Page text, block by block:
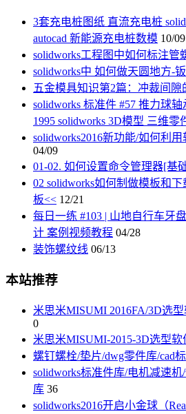
3套充电桩图纸 直流充电桩
autocad 新能源充电桩数模 10/09
solidworks工程图中如何标注管
solidworks中 如何做天圆地方-
五金模具知识第2篇：冲裁间隙
solidworks 标准件 #57 推力球
1995 solidworks 3D模型 三维零
solidworks2016新功能/如何利
04/09
01-02. 如何设置命令管理器[基
02 solidworks如何制做模板和
板<< 12/21
每日一练 #103 | 山地自行车牙
计 案例视频教程 04/28
装饰螺纹线 06/13
本站推荐
米思米MISUMI 2016FA/3D选
0
米思米MISUMI-2015-3D选型软
螺钉螺栓/垫片/dwg零件库/cad
solidworks标准件库/电机减速
库 36
solidworks2016开启小金球（